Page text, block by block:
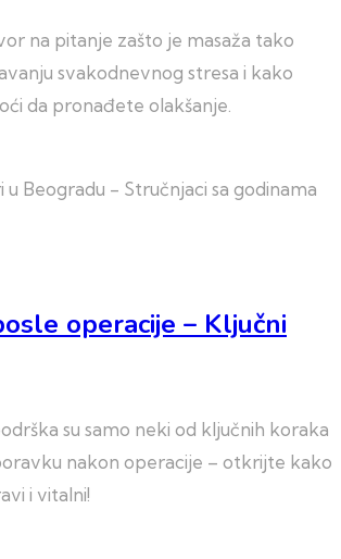
na pitanje zašto je masaža tako
svakodnevnog stresa i kako
da pronađete olakšanje.
operacije – Ključni
su samo neki od ključnih koraka
nakon operacije – otkrijte kako
i vitalni!